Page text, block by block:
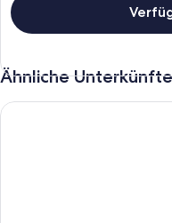
Ähnliche Unterkünfte
Apart Sunnseita -